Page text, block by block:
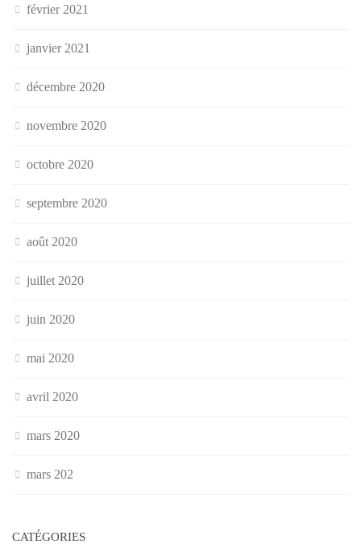
février 2021
janvier 2021
décembre 2020
novembre 2020
octobre 2020
septembre 2020
août 2020
juillet 2020
juin 2020
mai 2020
avril 2020
mars 2020
mars 202
CATÉGORIES